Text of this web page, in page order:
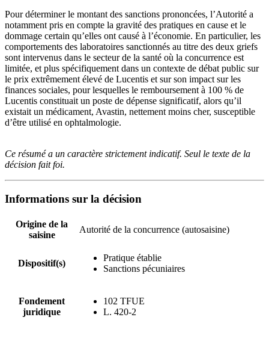
Pour déterminer le montant des sanctions prononcées, l’Autorité a
notamment pris en compte la gravité des pratiques en cause et le
dommage certain qu’elles ont causé à l’économie. En particulier, les
comportements des laboratoires sanctionnés au titre des deux griefs
sont intervenus dans le secteur de la santé où la concurrence est
limitée, et plus spécifiquement dans un contexte de débat public sur
le prix extrêmement élevé de Lucentis et sur son impact sur les
finances sociales, pour lesquelles le remboursement à 100 % de
Lucentis constituait un poste de dépense significatif, alors qu’il
existait un médicament, Avastin, nettement moins cher, susceptible
d’être utilisé en ophtalmologie.
Ce résumé a un caractère strictement indicatif. Seul le texte de la
décision fait foi.
Informations sur la décision
Origine de la
saisine
Autorité de la concurrence (autosaisine)
Dispositif(s)
Pratique établie
Sanctions pécuniaires
Fondement
juridique
102 TFUE
L. 420-2